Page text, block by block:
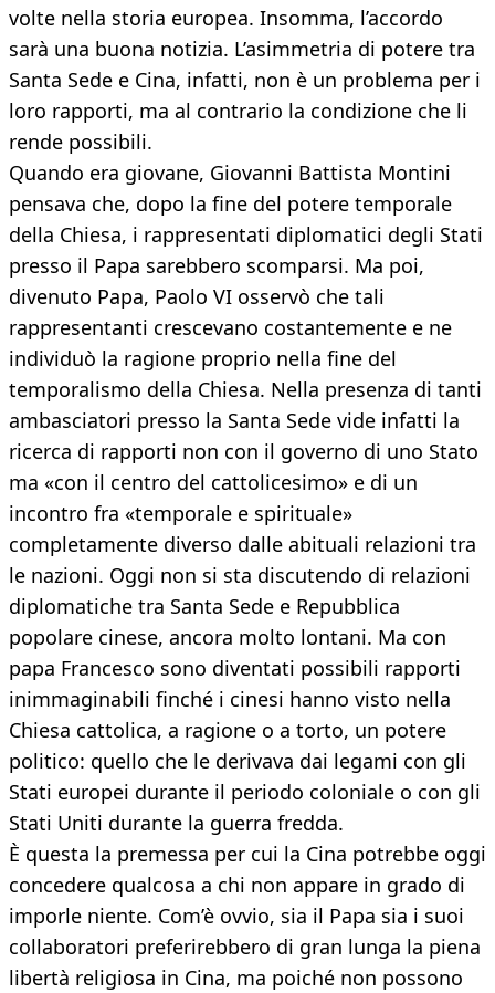
volte nella storia europea. Insomma, l’accordo
sarà una buona notizia. L’asimmetria di potere tra
Santa Sede e Cina, infatti, non è un problema per i
loro rapporti, ma al contrario la condizione che li
rende possibili.
Quando era giovane, Giovanni Battista Montini
pensava che, dopo la fine del potere temporale
della Chiesa, i rappresentati diplomatici degli Stati
presso il Papa sarebbero scomparsi. Ma poi,
divenuto Papa, Paolo VI osservò che tali
rappresentanti crescevano costantemente e ne
individuò la ragione proprio nella fine del
temporalismo della Chiesa. Nella presenza di tanti
ambasciatori presso la Santa Sede vide infatti la
ricerca di rapporti non con il governo di uno Stato
ma «con il centro del cattolicesimo» e di un
incontro fra «temporale e spirituale»
completamente diverso dalle abituali relazioni tra
le nazioni. Oggi non si sta discutendo di relazioni
diplomatiche tra Santa Sede e Repubblica
popolare cinese, ancora molto lontani. Ma con
papa Francesco sono diventati possibili rapporti
inimmaginabili finché i cinesi hanno visto nella
Chiesa cattolica, a ragione o a torto, un potere
politico: quello che le derivava dai legami con gli
Stati europei durante il periodo coloniale o con gli
Stati Uniti durante la guerra fredda.
È questa la premessa per cui la Cina potrebbe oggi
concedere qualcosa a chi non appare in grado di
imporle niente. Com’è ovvio, sia il Papa sia i suoi
collaboratori preferirebbero di gran lunga la piena
libertà religiosa in Cina, ma poiché non possono